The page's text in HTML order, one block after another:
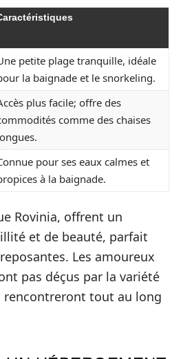
petite plage tranquille, idéale
la baignade et le snorkeling.
plus facile; offre des
comme des chaises
pour ses eaux calmes et
à la baignade.
Rovinia, offrent un
et de beauté, parfait
Les amoureux
pas déçus par la variété
rencontreront tout au long